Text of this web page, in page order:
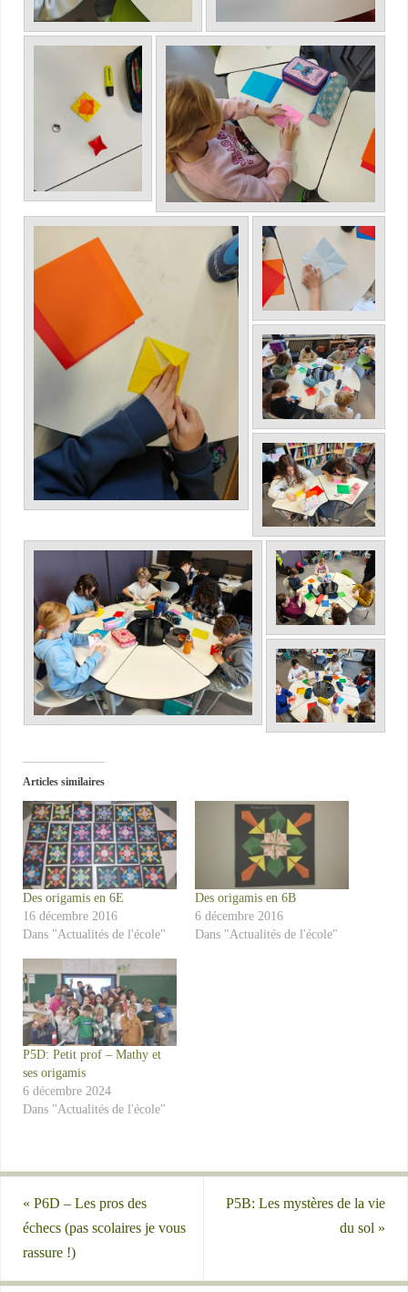
Articles similaires
Des origamis en 6E
16 décembre 2016
Dans "Actualités de l'école"
Des origamis en 6B
6 décembre 2016
Dans "Actualités de l'école"
P5D: Petit prof – Mathy et
ses origamis
6 décembre 2024
Dans "Actualités de l'école"
« P6D – Les pros des
échecs (pas scolaires je vous
rassure !)
P5B: Les mystères de la vie
du sol »